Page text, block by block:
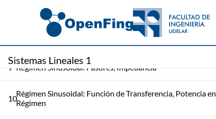
Sistemas Lineales 1
Producto Convolución
9 Régimen Sinusoidal: Fasores, Impedancia
10Régimen Sinusoidal: Función de Transferencia, Potencia en
Régimen